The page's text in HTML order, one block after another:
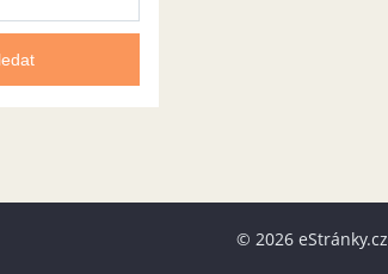
© 2026 eStránky.cz